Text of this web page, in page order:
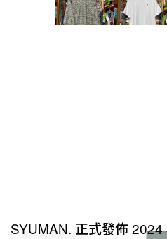
SYUMAN. 正式發佈